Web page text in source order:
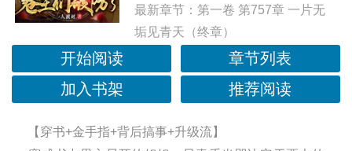
最新章节： 第一卷 第757章 一片无
垢见青天（终章）
开始阅读
章节列表
加入书架
推荐阅读
【穿书+金手指+背后搞事+升级流】